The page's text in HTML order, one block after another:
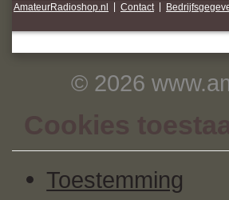
AmateurRadioshop.nl Contact
© 2026
Cookies
Toestemming